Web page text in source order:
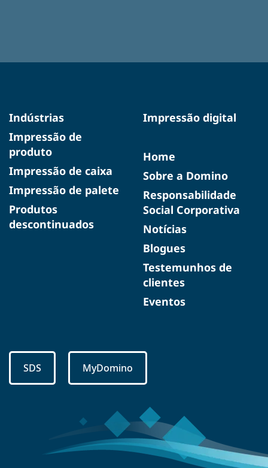
Indústrias
Impressão de
produto
Impressão de caixa
Impressão de palete
Produtos
descontinuados
Impressão digital
Home
Sobre a Domino
Responsabilidade
Social Corporativa
Notícias
Blogues
Testemunhos de
clientes
Eventos
SDS MyDomino